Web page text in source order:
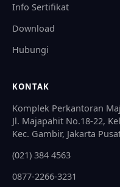
Info Sertifikat
Download
Hubungi
KONTAK
Komplek Perkantoran
Jl. Majapahit No.18-22,
Kec. Gambir, Jakarta
(021) 384 4563
0877-2266-3231